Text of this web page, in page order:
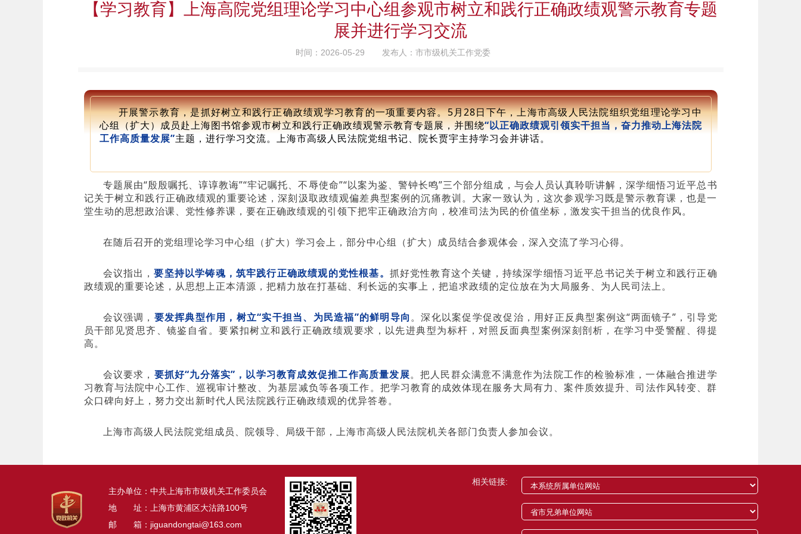
【学习教育】上海高院党组理论学习中心组参观市树立和践行正确政绩观警示教育专题
展并进行学习交流
时间：2026-05-29 发布人：市市级机关工作党委
开展警示教育，是抓好树立和践行正确政绩观学习教育的一项重要内容。5月28日下午，上海市高级人民法院组织党组理论学习中
心组（扩大）成员赴上海图书馆参观市树立和践行正确政绩观警示教育专题展，并围绕“以正确政绩观引领实干担当，奋力推动上海法院
工作高质量发展”主题，进行学习交流。上海市高级人民法院党组书记、院长贾宇主持学习会并讲话。
专题展由“殷殷嘱托、谆谆教诲”“牢记嘱托、不辱使命”“以案为鉴、警钟长鸣”三个部分组成，与会人员认真聆听讲解，深学细悟习近平总书
记关于树立和践行正确政绩观的重要论述，深刻汲取政绩观偏差典型案例的沉痛教训。大家一致认为，这次参观学习既是警示教育课，也是一
堂生动的思想政治课、党性修养课，要在正确政绩观的引领下把牢正确政治方向，校准司法为民的价值坐标，激发实干担当的优良作风。
在随后召开的党组理论学习中心组（扩大）学习会上，部分中心组（扩大）成员结合参观体会，深入交流了学习心得。
会议指出，要坚持以学铸魂，筑牢践行正确政绩观的党性根基。 抓好党性教育这个关键，持续深学细悟习近平总书记关于树立和践行正确
政绩观的重要论述，从思想上正本清源，把精力放在打基础、利长远的实事上，把追求政绩的定位放在为大局服务、为人民司法上。
会议强调， 要发挥典型作用，树立“实干担当、为民造福”的鲜明导向。深化以案促学促改促治，用好正反典型案例这“两面镜子”，引导党
员干部见贤思齐、镜鉴自省。要紧扣树立和践行正确政绩观要求，以先进典型为标杆，对照反面典型案例深刻剖析，在学习中受警醒、得提
高。
会议要求， 要抓好“九分落实”，以学习教育成效促推工作高质量发展。把人民群众满意不满意作为法院工作的检验标准，一体融合推进学
习教育与法院中心工作、巡视审计整改、为基层减负等各项工作。把学习教育的成效体现在服务大局有力、案件质效提升、司法作风转变、群
众口碑向好上，努力交出新时代人民法院践行正确政绩观的优异答卷。
上海市高级人民法院党组成员、院领导、局级干部，上海市高级人民法院机关各部门负责人参加会议。